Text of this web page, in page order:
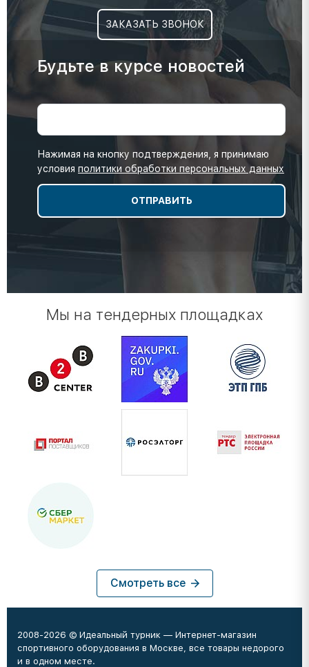
ЗАКАЗАТЬ ЗВОНОК
Будьте в курсе новостей
Нажимая на кнопку подтверждения, я принимаю
условия политики обработки персональных данных
Мы на тендерных площадках
Смотреть все
2008-2026 © Идеальный турник — Интернет-магазин
спортивного оборудования в Москве, все товары недорого
и в одном месте.